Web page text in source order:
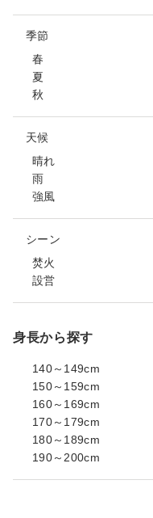
季節
春
夏
秋
天候
晴れ
雨
強風
シーン
焚火
設営
身長から探す
140～149cm
150～159cm
160～169cm
170～179cm
180～189cm
190～200cm